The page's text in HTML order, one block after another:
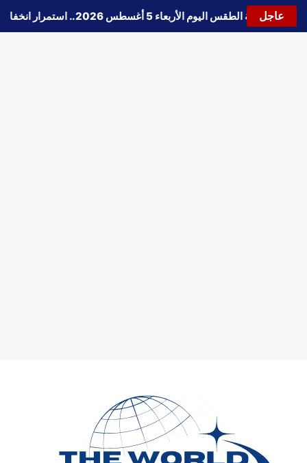
عاجل 🔵حالة الطقس اليوم الأربعاء 5 أغسطس 2026.. استمرار انخفاض الحرارة وتحذيرات من الشبورة واضطراب الملاحة